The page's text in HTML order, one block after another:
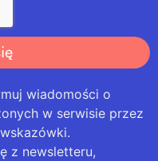
wiadomości o
w serwisie przez
z newsletteru,